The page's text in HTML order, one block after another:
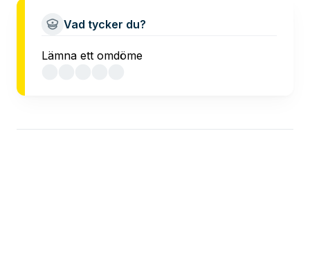
Vad tycker du?
Lämna ett omdöme